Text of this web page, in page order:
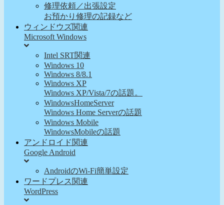
修理依頼／出張設定
お預かり修理の記録など
ウィンドウズ関連
Microsoft Windows
Intel SRT関連
Windows 10
Windows 8/8.1
Windows XP
Windows XP/Vista/7の話題。
WindowsHomeServer
Windows Home Serverの話題
Windows Mobile
WindowsMobileの話題
アンドロイド関連
Google Android
AndroidのWi-Fi簡単設定
ワードプレス関連
WordPress